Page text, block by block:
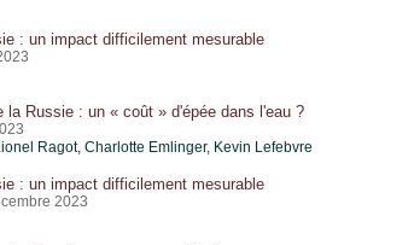
: un impact difficilement mesurable
la Russie : un « coût » d'épée dans l'eau ?
Ragot, Charlotte Emlinger, Kevin Lefebvre
: un impact difficilement mesurable
2023